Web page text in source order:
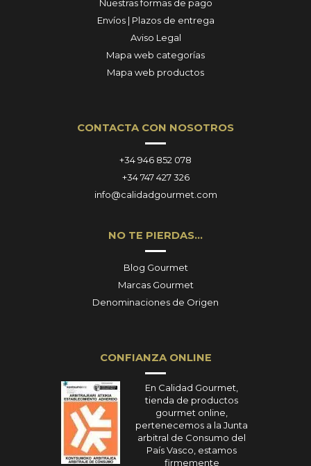
Nuestras formas de pago
Envíos | Plazos de entrega
Aviso Legal
Mapa web categorías
Mapa web productos
CONTACTA CON NOSOTROS
+34 946 852 078
+34 747 427 326
info@calidadgourmet.com
NO TE PIERDAS…
Blog Gourmet
Marcas Gourmet
Denominaciones de Origen
CONFIANZA ONLINE
En Calidad Gourmet,
tienda de productos
gourmet online,
pertenecemos a la Junta
arbitral de Consumo del
País Vasco, estamos
firmemente